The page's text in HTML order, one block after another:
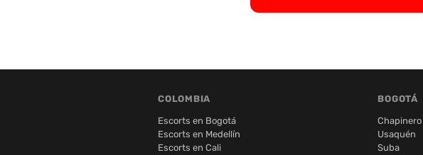
COLOMBIA
Escorts en Bogotá
Escorts en Medellín
Escorts en Cali
BOGOTÁ
Chapinero
Usaquén
Suba